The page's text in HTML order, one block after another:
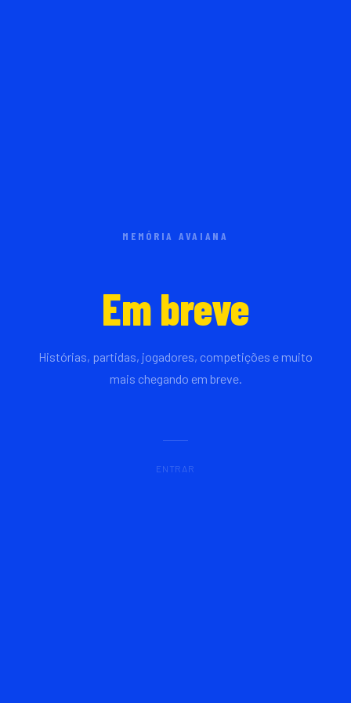
MEMÓRIA AVAIANA
Em breve
Histórias, partidas, jogadores, competições e muito
mais chegando em breve.
ENTRAR